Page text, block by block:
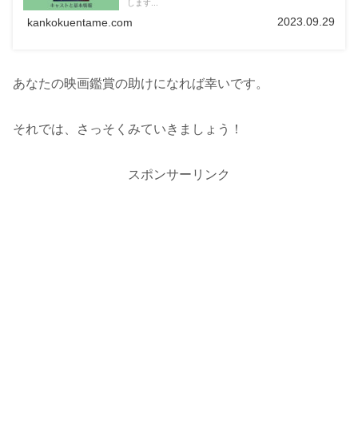
します...
kankokuentame.com 2023.09.29
あなたの映画鑑賞の助けになれば幸いです。
それでは、さっそくみていきましょう！
スポンサーリンク